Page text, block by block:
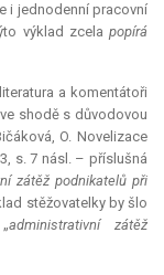
i jednodenní pracovní
výklad zcela popírá
a komentátoři
shodě s důvodovou
O. Novelizace
s. 7 násl. – příslušná
zátěž podnikatelů při
stěžovatelky by šlo
administrativní zátěž